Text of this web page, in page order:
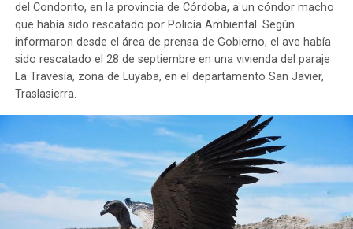
del Condorito, en la provincia de Córdoba, a un cóndor macho
que había sido rescatado por Policía Ambiental. Según
informaron desde el área de prensa de Gobierno, el ave había
sido rescatado el 28 de septiembre en una vivienda del paraje
La Travesía, zona de Luyaba, en el departamento San Javier,
Traslasierra.